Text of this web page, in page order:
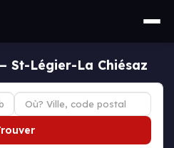
St-Légier-La Chiésaz